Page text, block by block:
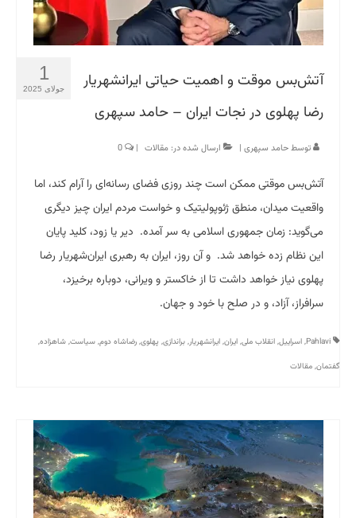
1
جولای 2025
آتش‌بس موقت و اهمیت حیاتی ایرانشهریار
رضا پهلوی در نجات ایران – حامد سپهری
توسطحامد سپهری | ارسال شده در: مقالات |
آتش‌بس موقتی ممکن است چند روزی فضای رسانه‌ای را آرام کند، اما
واقعیت میدان، منطق ژئوپولیتیک و خواست مردم ایران چیز دیگری
می‌گوید: زمان جمهوری اسلامی به سر آمده. دیر یا زود، کلید پایان
این نظام زده خواهد شد. و آن روز، ایران به رهبری ایران‌شهریار رضا
پهلوی نیاز خواهد داشت تا از خاکستر و ویرانی، دوباره برخیزد،
سرافراز، آزاد، و در صلح با خود و جهان.
Pahlavi
, اسراییل, انقلاب ملی, ایران, ایرانشهریار, براندازی, پهلوی, رضاشاه دوم, سیاست, شاهزاده,
گفتمان, مقالات